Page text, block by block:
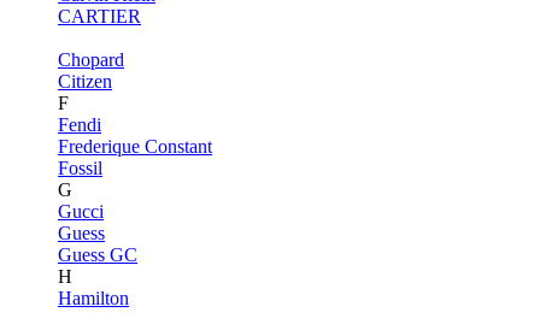
CARTIER
Chopard
Citizen
F
Fendi
Frederique Constant
Fossil
G
Gucci
Guess
Guess GC
H
Hamilton